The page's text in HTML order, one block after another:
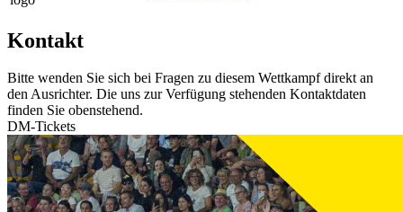
Kontakt
Bitte wenden Sie sich bei Fragen zu diesem Wettkampf direkt an
den Ausrichter. Die uns zur Verfügung stehenden Kontaktdaten
finden Sie obenstehend.
DM-Tickets